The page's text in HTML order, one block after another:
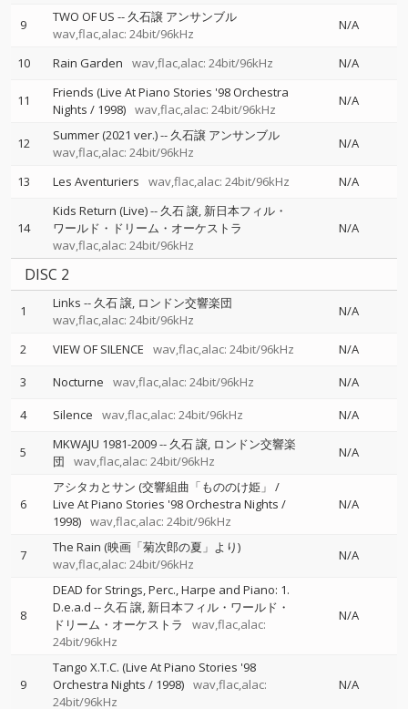
9 TWO OF US -- 久石譲 アンサンブル
wav,flac,alac: 24bit/96kHz
N/A
10 Rain Garden wav,flac,alac: 24bit/96kHz N/A
11
Friends (Live At Piano Stories '98 Orchestra
Nights / 1998) wav,flac,alac: 24bit/96kHz
N/A
12 Summer (2021 ver.)-- 久石譲 アンサンブル
wav,flac,alac: 24bit/96kHz
N/A
13 Les Aventuriers wav,flac,alac: 24bit/96kHz N/A
14
Kids Return (Live)-- 久石 譲 新日本フィル・
ワールド・ドリーム・オーケストラ
wav,flac,alac: 24bit/96kHz
N/A
DISC 2
1 Links -- 久石 譲 ロンドン交響楽団
wav,flac,alac: 24bit/96kHz
N/A
2 VIEW OF SILENCE wav,flac,alac: 24bit/96kHz
N/A
3
Nocturne wav,flac,alac: 24bit/96kHz
N/A
4
Silence wav,flac,alac: 24bit/96kHz N/A
5 MKWAJU 1981-2009-- 久石 譲 ロンドン交響楽
団
wav,flac,alac: 24bit/96kHz
N/A
6
アシタカとサン (交響組曲「もののけ姫」 /
Live At Piano Stories '98 Orchestra Nights /
1998) wav,flac,alac: 24bit/96kHz
N/A
7
The Rain (映画「菊次郎の夏」より)
wav,flac,alac: 24bit/96kHz
N/A
8
DEAD for Strings, Perc., Harpe and Piano: 1.
D.e.a.d -- 久石 譲 新日本フィル・ワールド・
ドリーム・オーケストラ
wav,flac,alac:
24bit/96kHz
N/A
9
Tango X.T.C. (Live At Piano Stories '98
Orchestra Nights / 1998) wav,flac,alac:
24bit/96kHz
N/A